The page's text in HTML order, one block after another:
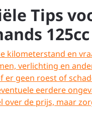
Tips
kilometerstand en
verlichting en
er geen roest of
eerdere
over de prijs, maar